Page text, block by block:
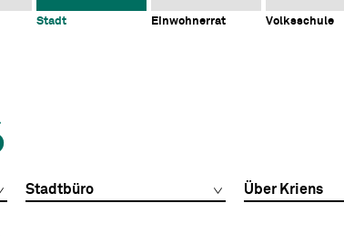
Stadt Einwohnerrat Volksschule
Stadtbüro Über Kriens